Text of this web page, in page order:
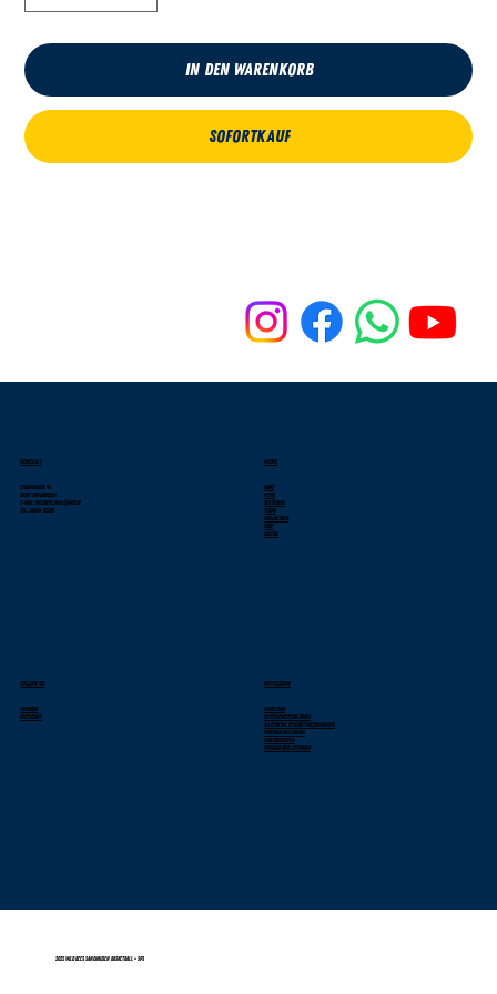
In den Warenkorb
Sofortkauf
KONTAKT
Stranggasse 42
69207 Sandhausen
E-Mail: wildbees.mail@web.de
Tel.: 06224-52286
MENU
Home
News
Der Verein
Teams
Spielbetrieb
Shop
Galerie
FOLLOW US
Facebook
Instagram
IMPRESSUM
Impressum
Datenschutzerklärung
Allgemeine Geschäftsbedingungen
Widerrufsbelehrung
Zahlungsarten
Versand und Lieferung
2025 Wild Bees Sandhausen Basketball - SPS